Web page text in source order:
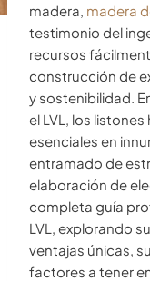
madera, madera
testimonio del
recursos
construcción de
y sostenibilidad.
el LVL, los
esenciales en
entramado de
elaboración de
completa guía
LVL, explorando
ventajas únicas,
factores a tener